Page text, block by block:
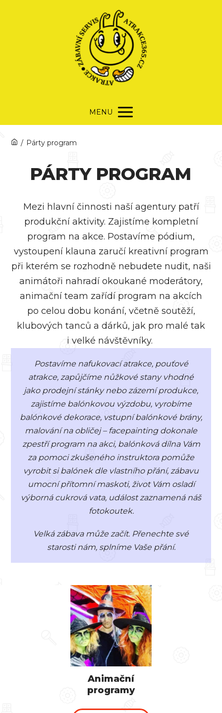
MENU
/ Párty program
PÁRTY PROGRAM
Mezi hlavní činnosti naší agentury patří
produkční aktivity. Zajistíme kompletní
program na akce. Postavíme pódium,
vystoupení klauna zaručí kreativní program
při kterém se rozhodně nebudete nudit, naši
animátoři nahradí okoukané moderátory,
animační team zařídí program na akcích
po celou dobu konání, včetně soutěží,
klubových tanců a dárků, jak pro malé tak
i velké návštěvníky.
Postavíme nafukovací atrakce, pouťové
atrakce, zapůjčíme nůžkové stany vhodné
jako prodejní stánky nebo zázemí produkce,
zajistíme balónkovou výzdobu, vyrobíme
balónkové dekorace, vstupní balónkové brány,
malování na obličej – facepainting dokonale
zpestří program na akci, balónková dílna Vám
za pomoci zkušeného instruktora pomůže
vyrobit si balónek dle vlastního přání, zábavu
umocní přítomní maskoti, život Vám osladí
výborná cukrová vata, událost zaznamená náš
fotokoutek.
Velká zábava může začít. Přenechte své
starosti nám, splníme Vaše přání.
Animační
programy